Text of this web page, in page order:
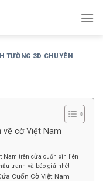
TƯỜNG 3D CHUYÊN
vẽ cờ Việt Nam
Nam trên cửa cuốn xin liên
tranh và báo giá nhé!
Cuốn Cờ Việt Nam